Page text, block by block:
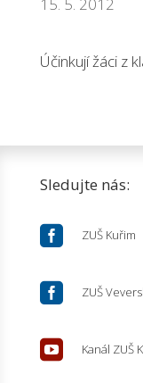
15. 5. 2012
Účinkují žáci z
Sledujte nás:
 ZUŠ Kuřim
 ZUŠ
 Kanál ZUŠ